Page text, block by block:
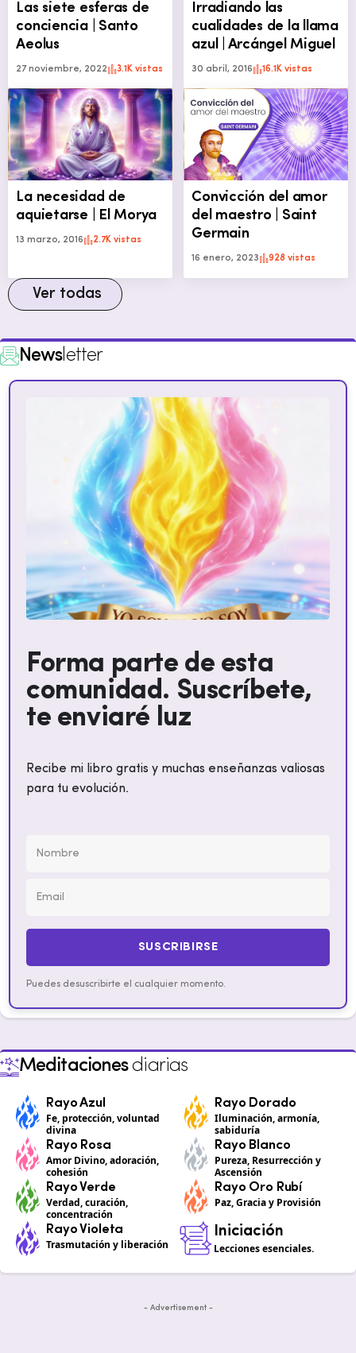
Las siete esferas de
conciencia | Santo
Aeolus
27 noviembre, 2022 3.1K vistas
Irradiando las
cualidades de la llama
azul | Arcángel Miguel
30 abril, 2016 16.1K vistas
La necesidad de
aquietarse | El Morya
13 marzo, 2016 2.7K vistas
Convicción del amor
del maestro | Saint
Germain
16 enero, 2023 928 vistas
Ver todas
Newsletter
Forma parte de esta
comunidad. Suscríbete,
te enviaré luz
Recibe mi libro gratis y muchas enseñanzas valiosas
para tu evolución.
SUSCRIBIRSE
Puedes desuscribirte el cualquier momento.
Meditacionesdiarias
Rayo Azul
Fe, protección, voluntad
divina
Rayo Dorado
Iluminación, armonía,
sabiduría
Rayo Rosa
Amor Divino, adoración,
cohesión
Rayo Blanco
Pureza, Resurrección y
Ascensión
Rayo Verde
Verdad, curación,
concentración
Rayo Oro Rubí
Paz, Gracia y Provisión
Rayo Violeta
Trasmutación y liberación
Iniciación
Lecciones esenciales.
- Advertisement -